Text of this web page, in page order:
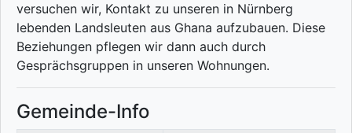
versuchen wir, Kontakt zu unseren in Nürnberg
lebenden Landsleuten aus Ghana aufzubauen. Diese
Beziehungen pflegen wir dann auch durch
Gesprächsgruppen in unseren Wohnungen.
Gemeinde-Info